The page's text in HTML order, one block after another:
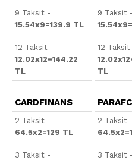
9 Taksit -
15.54x9=139.9 TL
12 Taksit -
12.02x12=144.22
TL
9 Taksit -
12 Taksit
TL
CARDFINANS
2 Taksit -
64.5x2=129 TL
3 Taksit -
2 Taksit -
3 Taksit -